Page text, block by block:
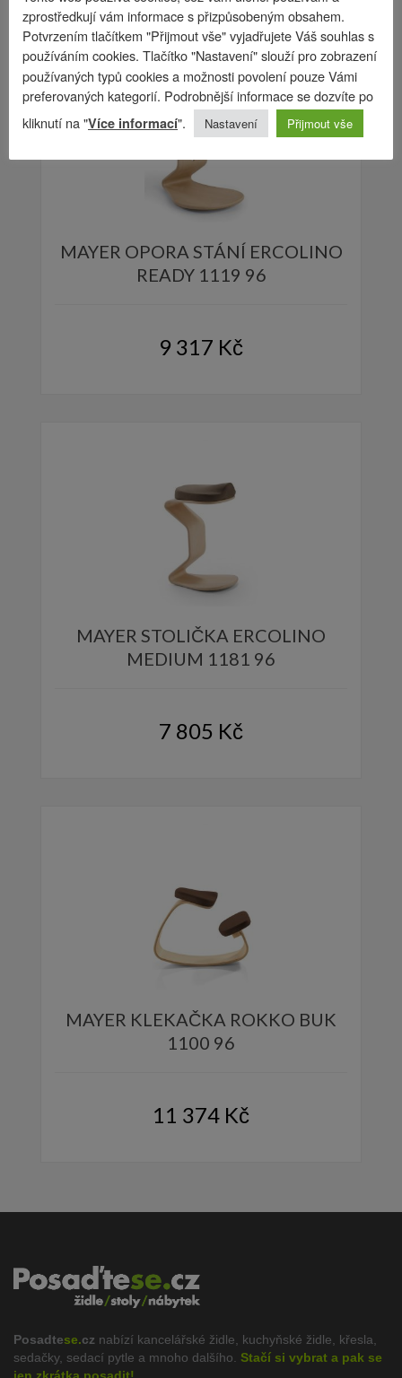
MAYER OPORA STÁNÍ ERCOLINO
READY 1119 96
9 317 Kč
MAYER STOLIČKA ERCOLINO
MEDIUM 1181 96
7 805 Kč
MAYER KLEKAČKA ROKKO BUK
1100 96
11 374 Kč
Posadtese.cz nabízí kancelářské židle, kuchyňské židle, křesla,
sedačky, sedací pytle a mnoho dalšího. Stačí si vybrat a pak se
zprostředkují vám informace s přizpůsobeným obsahem.
Potvrzením tlačítkem "Přijmout vše" vyjadřujete Váš souhlas s
používáním cookies. Tlačítko "Nastavení" slouží pro zobrazení
používaných typů cookies a možnosti povolení pouze Vámi
preferovaných kategorií. Podrobnější informace se dozvíte po
kliknutí na "Více informací". Nastavení Přijmout vše